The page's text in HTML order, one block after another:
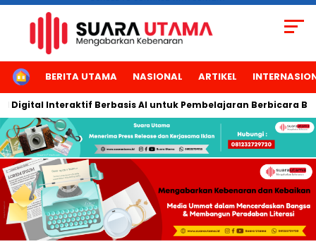
HOMEBERITA UTAMA NASIONAL ARTIKEL
Interaktif Berbasis AI untuk Pembelajaran Berbicara